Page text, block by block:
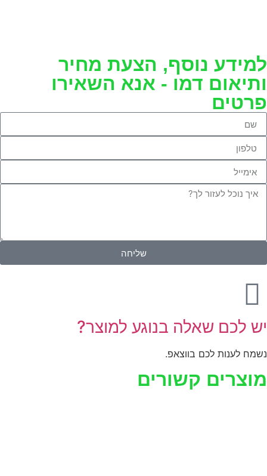
למידע נוסף, הצעת מחיר
ותיאום דמו - אנא השאירו
פרטים
שליחה
יש לכם שאלה בנוגע למוצר?
נשמח לענות לכם בווצאפ.
מוצרים קשורים